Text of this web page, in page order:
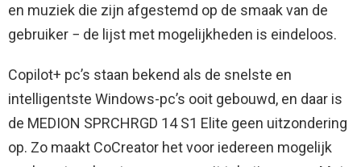
en muziek die zijn afgestemd op de smaak van de
gebruiker − de lijst met mogelijkheden is eindeloos.
Copilot+ pc’s staan bekend als de snelste en
intelligentste Windows-pc’s ooit gebouwd, en daar is
de MEDION SPRCHRGD 14 S1 Elite geen uitzondering
op. Zo maakt CoCreator het voor iedereen mogelijk